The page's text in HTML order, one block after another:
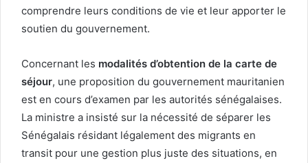
comprendre leurs conditions de vie et leur apporter le
soutien du gouvernement.
Concernant les modalités d’obtention de la carte de
séjour, une proposition du gouvernement mauritanien
est en cours d’examen par les autorités sénégalaises.
La ministre a insisté sur la nécessité de séparer les
Sénégalais résidant légalement des migrants en
transit pour une gestion plus juste des situations, en